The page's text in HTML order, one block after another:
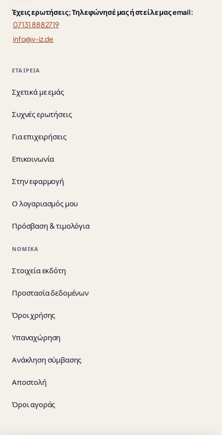
Έχεις ερωτήσεις; Τηλεφώνησέ μας ή στείλε μας email:
07131 8882719
info@v-iz.de
ΕΤΑΙΡΕΊΑ
Σχετικά με εμάς
Συχνές ερωτήσεις
Για επιχειρήσεις
Επικοινωνία
Στην εφαρμογή
Ο λογαριασμός μου
Πρόσβαση & τιμολόγια
ΝΟΜΙΚΆ
Στοιχεία εκδότη
Προστασία δεδομένων
Όροι χρήσης
Υπαναχώρηση
Ανάκληση σύμβασης
Αποστολή
Όροι αγοράς